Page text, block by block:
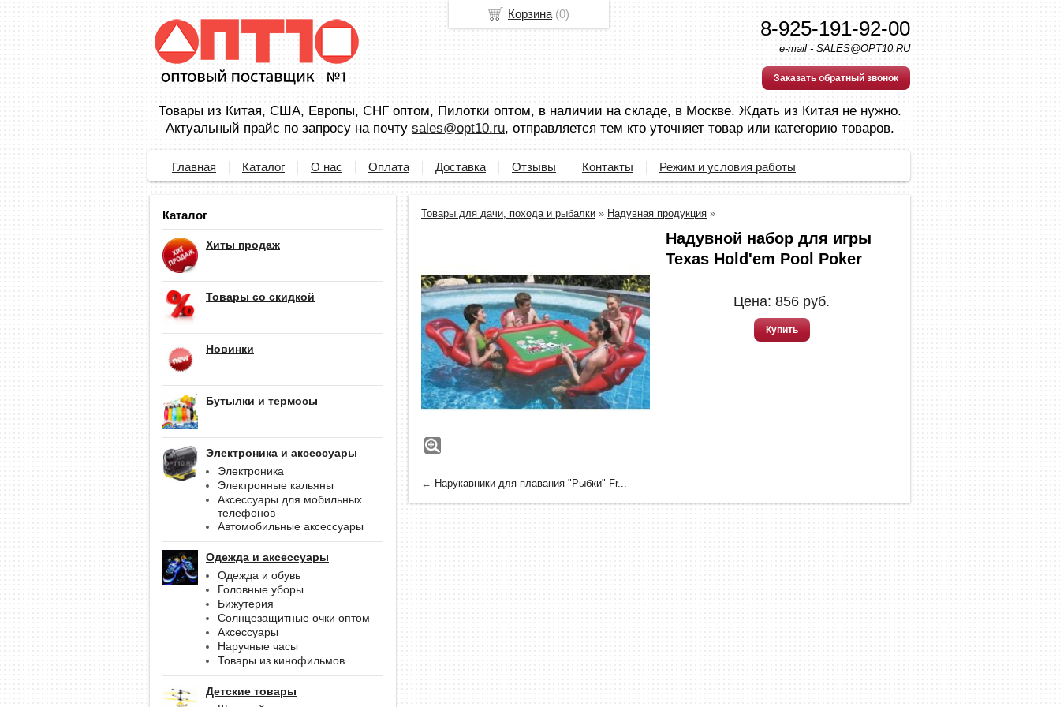
8-925-191-92-00
e-mail - SALES@OPT10.RU
Заказать обратный звонок
Товары из Китая, США, Европы, СНГ оптом, Пилотки оптом, в наличии на складе, в Москве. Ждать из Китая не нужно.
Актуальный прайс по запросу на почту sales@opt10.ru, отправляется тем кто уточняет товар или категорию товаров.
Главная Каталог О нас Оплата Доставка Отзывы Контакты Режим и условия работы
Каталог
Хиты продаж
Товары со скидкой
Новинки
Бутылки и термосы
Электроника и аксессуары
Электроника
Электронные кальяны
Аксессуары для мобильных
телефонов
Автомобильные аксессуары
Одежда и аксессуары
Одежда и обувь
Головные уборы
Бижутерия
Солнцезащитные очки оптом
Аксессуары
Наручные часы
Товары из кинофильмов
Детские товары
Товары для дачи, похода и рыбалки » Надувная продукция »
Надувной набор для игры
Texas Hold'em Pool Poker
Цена: 856 руб.
Купить
← Нарукавники для плавания "Рыбки" Fr...
Корзина (0)